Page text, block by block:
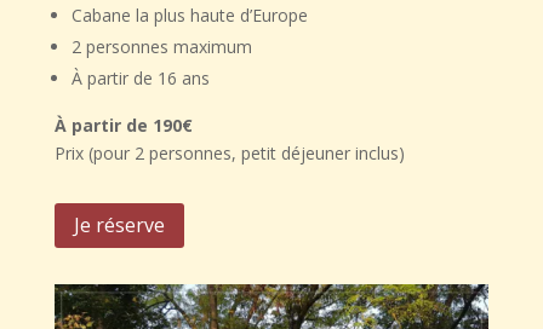
Cabane la plus haute d’Europe
2 personnes maximum
À partir de 16 ans
À partir de 190€
Prix (pour 2 personnes, petit déjeuner inclus)
Je réserve